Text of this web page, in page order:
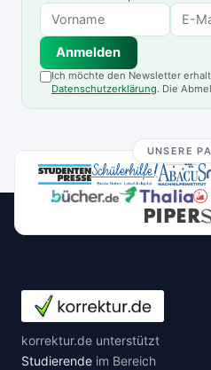
Anmelden
Ich möchte den Newsletter
Datenschutzerklärung. Die
UNSERE
korrektur.de unterstützt
Studierende im Bereich